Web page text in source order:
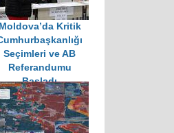
Moldova’da Kritik
Seçimleri ve AB
Referandumu
Başladı